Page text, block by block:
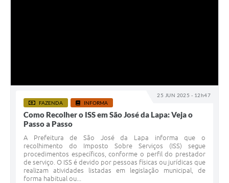
25 JUN 2025 - 12h47
FAZENDA INFORMA
Como Recolher o ISS em São José da Lapa: Veja o
Passo a Passo
A Prefeitura de São José da Lapa informa que o
recolhimento do Imposto Sobre Serviços (ISS) segue
procedimentos específicos, conforme o perfil do prestador
de serviço. O ISS é devido por pessoas físicas ou jurídicas que
realizam atividades listadas em legislação municipal, de
forma habitual ou...